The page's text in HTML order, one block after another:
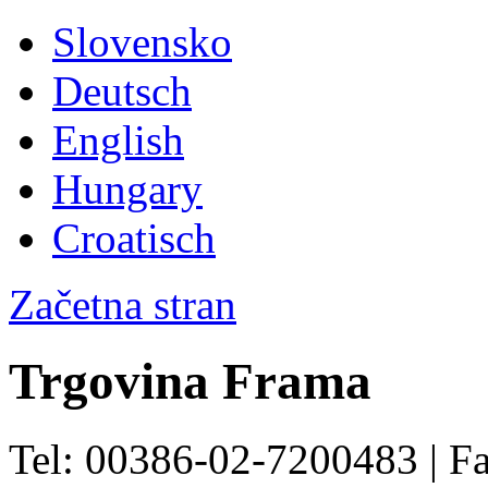
Slovensko
Deutsch
English
Hungary
Croatisch
Začetna stran
Trgovina Frama
Tel: 00386-02-7200483 |